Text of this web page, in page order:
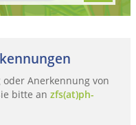
Anerkennung von
bitte an zfs(at)ph-